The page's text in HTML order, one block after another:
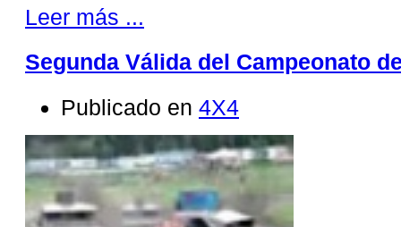
Leer más ...
Segunda Válida del Campeonato
Publicado en 4X4